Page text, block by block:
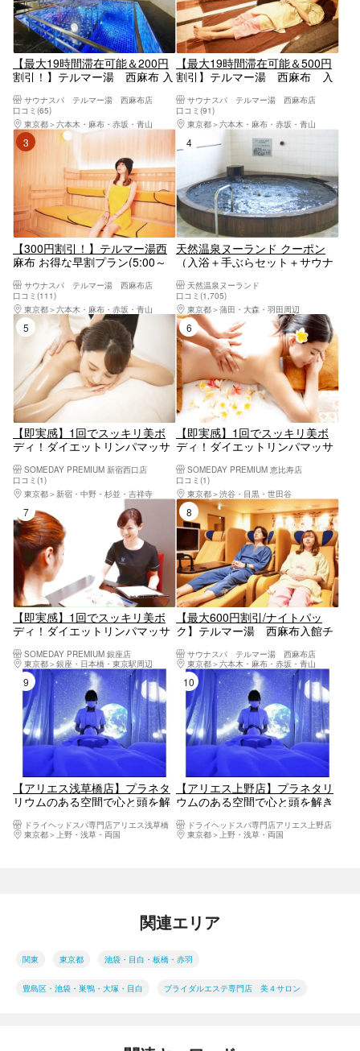
【最大19時間滞在可能＆200円
割引！】テルマー湯 西麻布 入
サウナスパ テルマー湯 西麻布店
口コミ(65)
東京都
六本木・麻布・赤坂・青山
【最大19時間滞在可能＆500円
割引】テルマー湯 西麻布 入
サウナスパ テルマー湯 西麻布店
口コミ(91)
東京都
六本木・麻布・赤坂・青山
3位
【300円割引！】テルマー湯西
麻布 お得な早割プラン(5:00～
サウナスパ テルマー湯 西麻布店
口コミ(111)
東京都
六本木・麻布・赤坂・青山
4位
天然温泉ヌーランド クーポン
（入浴＋手ぶらセット＋サウナ
天然温泉ヌーランド
口コミ(1,705)
東京都
蒲田・大森・羽田周辺
5位
【即実感】1回でスッキリ美ボ
ディ！ダイエットリンパマッサ
新宿西口店
SOMEDAY PREMIUM 新宿西口店
口コミ(1)
東京都
新宿・中野・杉並・吉祥寺
6位
【即実感】1回でスッキリ美ボ
ディ！ダイエットリンパマッサ
恵比寿店
SOMEDAY PREMIUM 恵比寿店
口コミ(1)
東京都
渋谷・目黒・世田谷
【即実感】1回でスッキリ美ボ
ディ！ダイエットリンパマッサ
銀座店
SOMEDAY PREMIUM 銀座店
東京都
銀座・日本橋・東京駅周辺
8位
【最大600円割引/ナイトパッ
ク】テルマー湯 西麻布入館チ
館〜10：00の閉館まで滞在可能
サウナスパ テルマー湯 西麻布店
東京都
六本木・麻布・赤坂・青山
9位
【アリエス浅草橋店】プラネタ
リウムのある空間で心と頭を解
分" 人気オプション2つ付き
ドライヘッドスパ専門店アリエス浅草橋
東京都
上野・浅草・両国
10位
【アリエス上野店】プラネタリ
ウムのある空間で心と頭を解き
人気オプション2つ付き
ドライヘッドスパ専門店アリエス上野店
東京都
上野・浅草・両国
関連エリア
関東 東京都 池袋・目白・板橋・赤羽
豊島区・池袋・巣鴨・大塚・目白 ブライダルエステ専門店 美４サロン